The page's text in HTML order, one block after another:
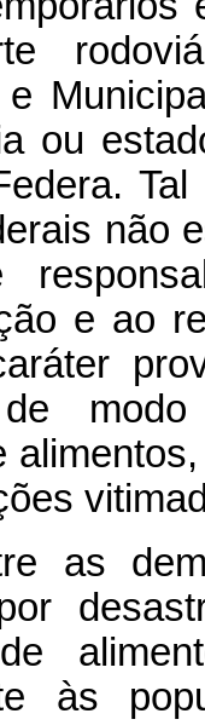
e
ou
não
e ao
de modo
as
às